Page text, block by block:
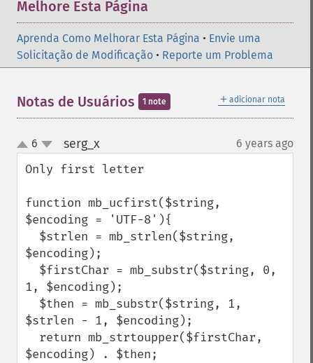
Melhore Esta Página
Aprenda Como Melhorar Esta Página • Envie uma
Solicitação de Modificação • Reporte um Problema
＋ adicionar nota
Notas de Usuários 1 note
up
down
6 serg_x¶ 6 years ago
Only first letter
function mb_ucfirst($string,
$encoding = 'UTF-8'){
$encoding);
1, $encoding);
$strlen - 1, $encoding);
$encoding) . $then;